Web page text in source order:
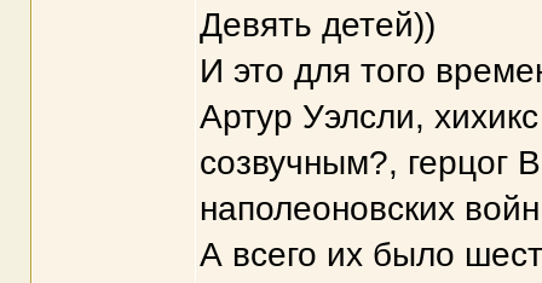
Девять детей))
И это для того
Артур Уэлсли,
созвучным?, герцог
наполеоновских
А всего их было